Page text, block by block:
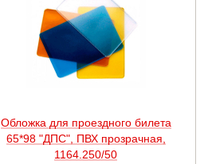
Обложка для проездного билета
65*98 "ДПС", ПВХ прозрачная,
1164.250/50